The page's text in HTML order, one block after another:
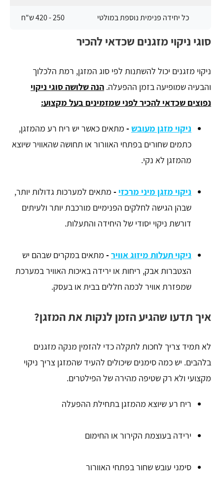
כל יחידה פנימית נוספת במולטי 250 - 420 ש"ח
סוגי ניקוי מזגנים שכדאי להכיר
ניקוי מזגנים יכול להשתנות לפי סוג המזגן, רמת הלכלוך
והבעיה שמופיעה בזמן ההפעלה. הנה שלושה סוגי ניקוי
נפוצים שכדאי להכיר לפני שמזמינים בעל מקצוע:
ניקוי מזגן מעובש- מתאים כאשר יש ריח רע מהמזגן,
כתמים שחורים בפתחי האוורור או תחושה שהאוויר שיוצא
מהמזגן לא נקי.
ניקוי מזגן מיני מרכזי - מתאים למערכות גדולות יותר,
שבהן הגישה לחלקים הפנימיים מורכבת יותר ולעיתים
דורשת ניקוי יסודי של היחידה והתעלות.
ניקוי תעלות מיזוג אוויר- מתאים במקרים שבהם יש
הצטברות אבק, ריחות או ירידה באיכות האוויר במערכת
שמפזרת אוויר לכמה חללים בבית או בעסק.
איך תדעו שהגיע הזמן לנקות את המזגן?
לא תמיד צריך לחכות לתקלה כדי להזמין מנקה מזגנים
בלהבים. יש כמה סימנים שיכולים להעיד שהמזגן צריך ניקוי
מקצועי ולא רק שטיפה מהירה של הפילטרים.
ריח רע שיוצא מהמזגן בתחילת ההפעלה
ירידה בעוצמת הקירור או החימום
סימני עובש שחור בפתחי האוורור